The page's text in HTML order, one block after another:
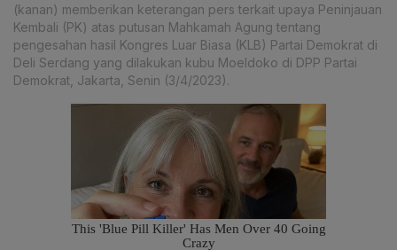
(kanan) memberikan keterangan pers terkait upaya Peninjauan
Kembali (PK) atas putusan Mahkamah Agung tentang
pengesahan hasil Kongres Luar Biasa (KLB) Partai Demokrat di
Deli Serdang yang dilakukan kubu Moeldoko di DPP Partai
Demokrat, Jakarta, Senin (3/4/2023).